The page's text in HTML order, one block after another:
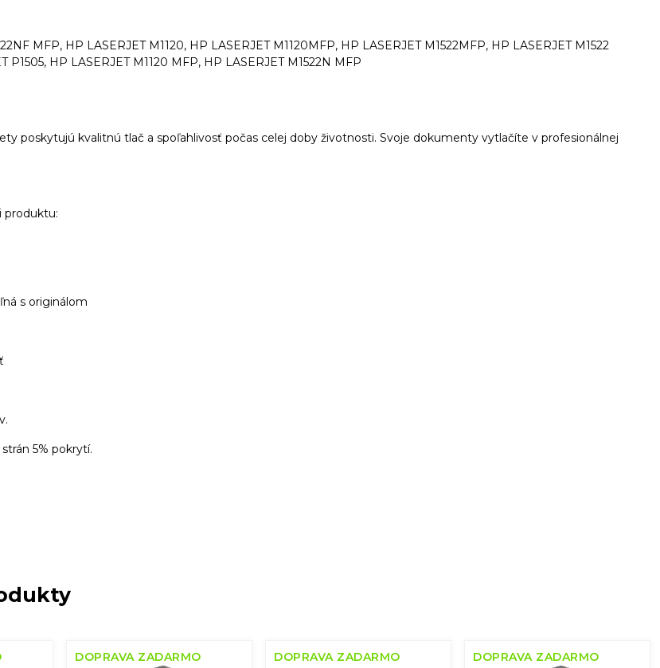
MFP, HP LASERJET M1120, HP LASERJET M1120MFP, HP LASERJET M1522MFP, HP LASERJET M1522
P1505, HP LASERJET M1120 MFP, HP LASERJET M1522N MFP
poskytujú kvalitnú tlač a spoľahlivosť počas celej doby životnosti. Svoje dokumenty vytlačíte v profesionálnej
produktu:
s originálom
5% pokrytí.
DOPRAVA ZADARMO DOPRAVA ZADARMO DOPRAVA ZADARMO